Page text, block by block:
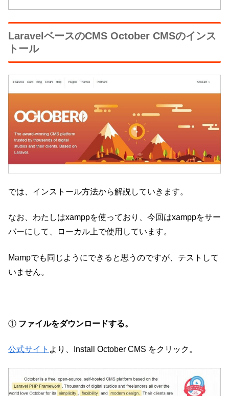
LaravelベースのCMS October CMSのインス
トール
では、インストール方法から解説していきます。
なお、わたしはxamppを使っており、今回はxamppをサー
バーにして、ローカル上で使用しています。
Mampでも同じようにできると思うのですが、テストして
いません。
① ファイルをダウンロードする。
公式サイト より、Install October CMS をクリック。